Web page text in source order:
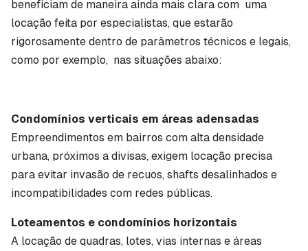
beneficiam de maneira ainda mais clara com uma
locação feita por especialistas, que estarão
rigorosamente dentro de parâmetros técnicos e legais,
como por exemplo, nas situações abaixo:
Condomínios verticais em áreas adensadas
Empreendimentos em bairros com alta densidade
urbana, próximos a divisas, exigem locação precisa
para evitar invasão de recuos, shafts desalinhados e
incompatibilidades com redes públicas.
Loteamentos e condomínios horizontais
A locação de quadras, lotes, vias internas e áreas